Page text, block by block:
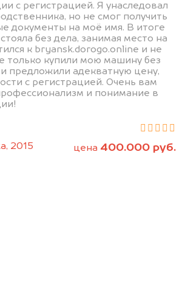
с регистрацией. Я унаследовал
но не смог получить
документы на моё имя. В итоге
без дела, занимая место на
к bryansk.dorogo.online и не
только купили мою машину без
предложили адекватную цену,
с регистрацией. Очень вам
и понимание в
2015
цена 400.000 руб.